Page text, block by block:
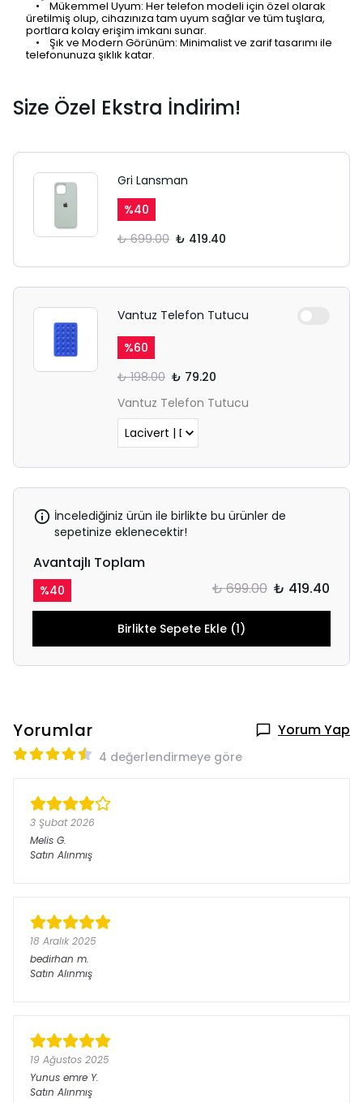
• Mükemmel Uyum: Her telefon modeli için özel olarak
üretilmiş olup, cihazınıza tam uyum sağlar ve tüm tuşlara,
portlara kolay erişim imkanı sunar.
• Şık ve Modern Görünüm: Minimalist ve zarif tasarımı ile
telefonunuza şıklık katar.
Size Özel Ekstra İndirim!
Gri Lansman
%40
₺ 699.00 ₺ 419.40
Vantuz Telefon Tutucu
%60
₺ 198.00 ₺ 79.20
Vantuz Telefon Tutucu
İncelediğiniz ürün ile birlikte bu ürünler de
sepetinize eklenecektir!
Avantajlı Toplam
%40 ₺ 699.00 ₺ 419.40
Birlikte Sepete Ekle (1)
Yorumlar Yorum Yap
4 değerlendirmeye göre
3 Şubat 2026
Melis G.
Satın Alınmış
18 Aralık 2025
bedirhan m.
Satın Alınmış
19 Ağustos 2025
Yunus emre Y.
Satın Alınmış
SAFARİ GİZLİ SEKME
UYARISI
Ödeme ekranı gizli sekmede
açılmayabilir.
Lütfen normal Safari
sekmesinden giriş yapın.